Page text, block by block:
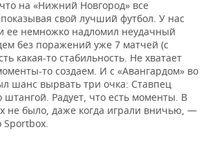
на «Нижний Новгород» все
свой лучший футбол. У нас
ее немножко надломил неудачный
без поражений уже 7 матчей (с
какая-то стабильность. Не хватает
то создаем. И с «Авангардом» во
шанс вырвать три очка: Ставпец
штангой. Радует, что есть моменты. В
не было, даже когда играли вничью, —
Sportbox.